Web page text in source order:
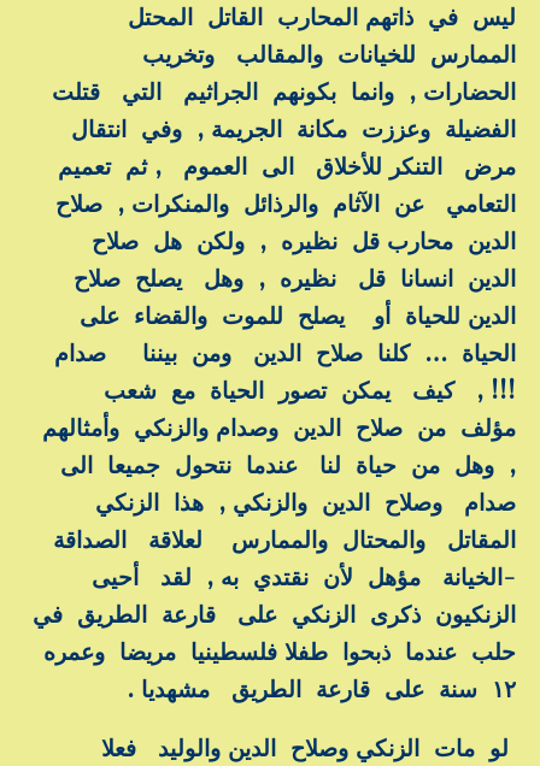
ليس في ذاتهم المحارب القاتل المحتل
الممارس للخيانات والمقالب وتخريب
الحضارات , وانما بكونهم الجراثيم التي قتلت
الفضيلة وعززت مكانة الجريمة , وفي انتقال
مرض التنكر للأخلاق الى العموم , ثم تعميم
التعامي عن الآثام والرذائل والمنكرات , صلاح
الدين محارب قل نظيره , ولكن هل صلاح
الدين انسانا قل نظيره , وهل يصلح صلاح
الدين للحياة أو يصلح للموت والقضاء على
الحياة … كلنا صلاح الدين ومن بيننا صدام
!!! , كيف يمكن تصور الحياة مع شعب
مؤلف من صلاح الدين وصدام والزنكي وأمثالهم
, وهل من حياة لنا عندما نتحول جميعا الى
صدام وصلاح الدين والزنكي , هذا الزنكي
المقاتل والمحتال والممارس لعلاقة الصداقة
-الخيانة مؤهل لأن نقتدي به , لقد أحيى
الزنكيون ذكرى الزنكي على قارعة الطريق في
حلب عندما ذبحوا طفلا فلسطينيا مريضا وعمره
١٢ سنة على قارعة الطريق مشهديا .
لو مات الزنكي وصلاح الدين والوليد فعلا